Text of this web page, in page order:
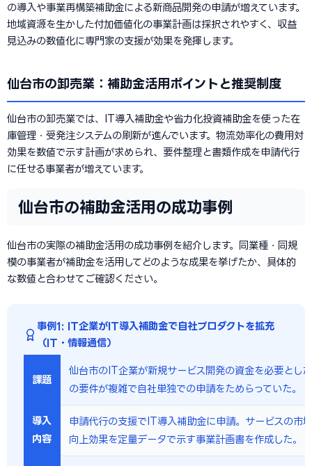
の導入や事業再構築補助金による新商品開発の申請が増えています。
地域資源を生かした付加価値化の事業計画は採択されやすく、収益
見込みの数値化に専門家の支援が効果を発揮します。
仙台市の卸売業：補助金活用ポイントと推奨制度
仙台市の卸売業では、IT導入補助金や省力化投資補助金を使った在
庫管理・受発注システムの刷新が進んでいます。物流効率化の費用対
効果を数値で示す計画が求められ、要件整理と書類作成を申請代行
に任せる事業者が増えています。
仙台市の補助金活用の成功事例
仙台市の実際の補助金活用の成功事例を紹介します。同業種・同規
模の事業者が補助金を活用してどのような成果を挙げたか、具体的
な数値と合わせてご確認ください。
事例1: IT企業がIT導入補助金で自社プロダクトを拡充
（IT・情報通信）
課題
仙台市のIT企業が新規サービス開発の資金を必要とし
の要件が複雑で自社単独での申請をためらっていた。
導入
内容
申請代行の支援でIT導入補助金に申請。サービスの市
向上効果を定量データで示す事業計画書を作成した。